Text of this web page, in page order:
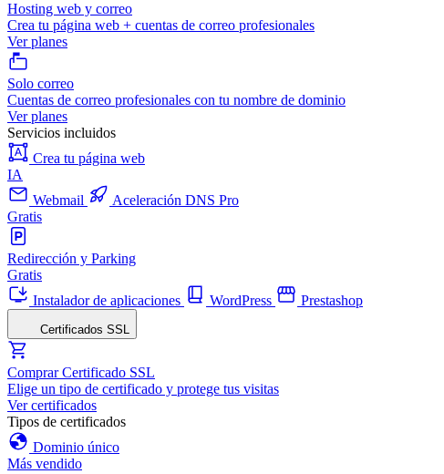
Hosting web y correo
Crea tu página web + cuentas de correo profesionales
Ver planes
Solo correo
Cuentas de correo profesionales con tu nombre de dominio
Ver planes
Servicios incluidos
Crea tu página web
IA
Webmail
Aceleración DNS Pro
Gratis
Redirección y Parking
Gratis
Instalador de aplicaciones
WordPress Prestashop
Certificados SSL
Comprar Certificado SSL
Elige un tipo de certificado y protege tus visitas
Ver certificados
Tipos de certificados
Dominio único
Más vendido